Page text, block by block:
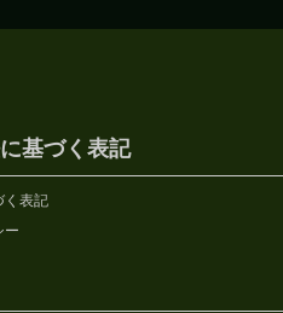
基づく表記
く表記
ー